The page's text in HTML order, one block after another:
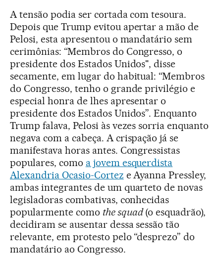
A tensão podia ser cortada com tesoura.
Depois que Trump evitou apertar a mão de
Pelosi, esta apresentou o mandatário sem
cerimônias: “Membros do Congresso, o
presidente dos Estados Unidos", disse
secamente, em lugar do habitual: “Membros
do Congresso, tenho o grande privilégio e
especial honra de lhes apresentar o
presidente dos Estados Unidos”. Enquanto
Trump falava, Pelosi às vezes sorria enquanto
negava com a cabeça. A crispação já se
manifestava horas antes. Congressistas
populares, como a jovem esquerdista
Alexandria Ocasio-Cortez e Ayanna Pressley,
ambas integrantes de um quarteto de novas
legisladoras combativas, conhecidas
popularmente como the squad(o esquadrão),
decidiram se ausentar dessa sessão tão
relevante, em protesto pelo “desprezo” do
mandatário ao Congresso.